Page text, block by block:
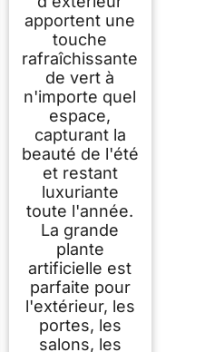
apportent une
touche
rafraîchissante
de vert à
n'importe quel
espace,
capturant la
beauté de l'été
et restant
luxuriante
toute l'année.
La grande
plante
artificielle est
parfaite pour
l'extérieur, les
portes, les
salons, les